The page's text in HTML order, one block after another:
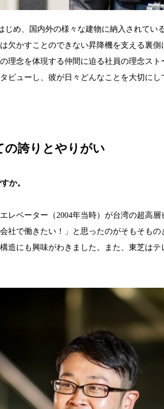
じめ、国内外の様々な建物に納入されてい
欠かすことのできない昇降機を支える裏
理念を体現する仲間に迫る社員の理念ス
ビューし、彼が日々どんなことを大切に
の誇りとやりがい
か。
レベーター（2004年当時）が台湾の超高
社で働きたい！」と思ったのがそもそも
造にも興味がわきました。また、東芝は